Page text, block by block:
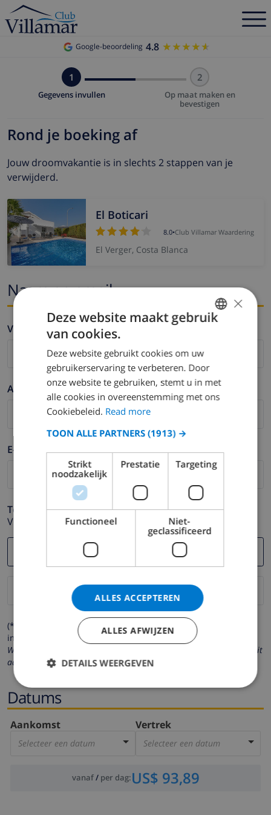
Google-beoordeling 4.8 ★★★★★
★★★★★
1
Gegevens invullen
2
Op maat maken en
bevestigen
Rond je boeking af
Jouw droomvakantie is in slechts 2 stappen van je
verwijderd.
El Boticari
8.0•Club Villamar Waardering
El Verger, Costa Blanca
Naam en email
Voornaam *
Achternaam *
E-mail *
Telefoonnummer *
Voor het geval dat uw e-mail adres niet correct werkt.
(* de velden met een sterretje moeten verplicht worden
ingevuld )
Wij respecteren uw privacy. Uw persoonlijke gegevens worden nooit
aan derden verstrekt.
Datums
Aankomst
Selecteer een datum
Vertrek
Selecteer een datum
vanaf/ per dag:US$ 93,89
DUTCH
SPANISH
CATALAN
ITALIAN
NORWEGIAN
×
Deze website maakt gebruik
van cookies.
Deze website gebruikt cookies om uw
gebruikerservaring te verbeteren. Door
onze website te gebruiken, stemt u in met
alle cookies in overeenstemming met ons
Cookiebeleid. Read more
TOON ALLE PARTNERS (1913) →
Strikt
noodzakelijk
Prestatie Targeting
Functioneel
Niet-
geclassificeerd
ALLES ACCEPTEREN
ALLES AFWIJZEN
DETAILS WEERGEVEN